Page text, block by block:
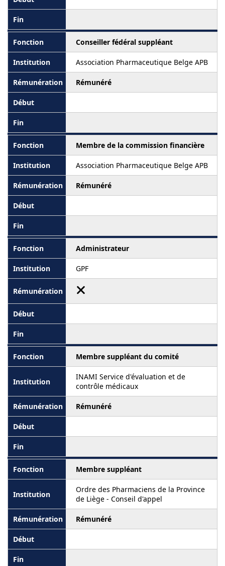
Conseiller fédéral suppléant
Association Pharmaceutique Belge APB
Rémunéré
Membre de la commission financière
Association Pharmaceutique Belge APB
Rémunéré
Administrateur
GPF
Membre suppléant du comité
INAMI Service d'évaluation et de
contrôle médicaux
Rémunéré
Membre suppléant
Ordre des Pharmaciens de la Province
de Liège - Conseil d'appel
Rémunéré